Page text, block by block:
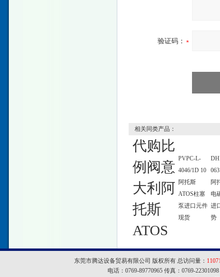
验证码：
相关同类产品：
代购比
例阀意
大利阿
托斯
ATOS
PVPC-L-
4046/1D 10
阿托斯
ATOS柱塞
泵进口元件
现货
阿
电
进
势
东莞市腾达设备贸易有限公司 版权所有 总访问量：
电话：0769-89770965 传真：0769-